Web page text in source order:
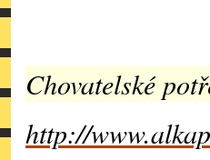
Chovatelské
http://